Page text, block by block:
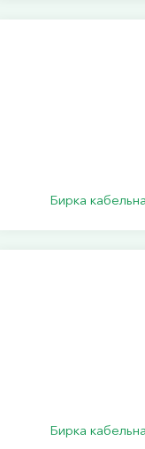
Бирка
Бирка